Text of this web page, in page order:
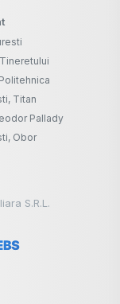
Titan
Pallady
Obor
S.R.L.